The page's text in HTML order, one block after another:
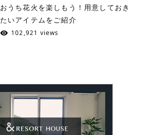
おうち花火を楽しもう！用意しておき
たいアイテムをご紹介
102,921 views